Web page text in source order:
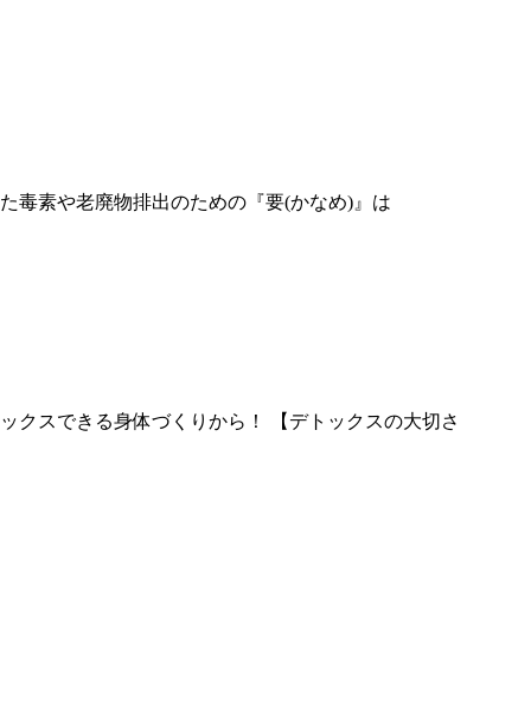
毒素や老廃物排出のための『要(かなめ)』は
クスできる身体づくりから！ 【デトックスの大切さ